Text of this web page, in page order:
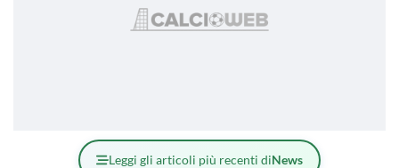
Leggi gli articoli più recenti diNews